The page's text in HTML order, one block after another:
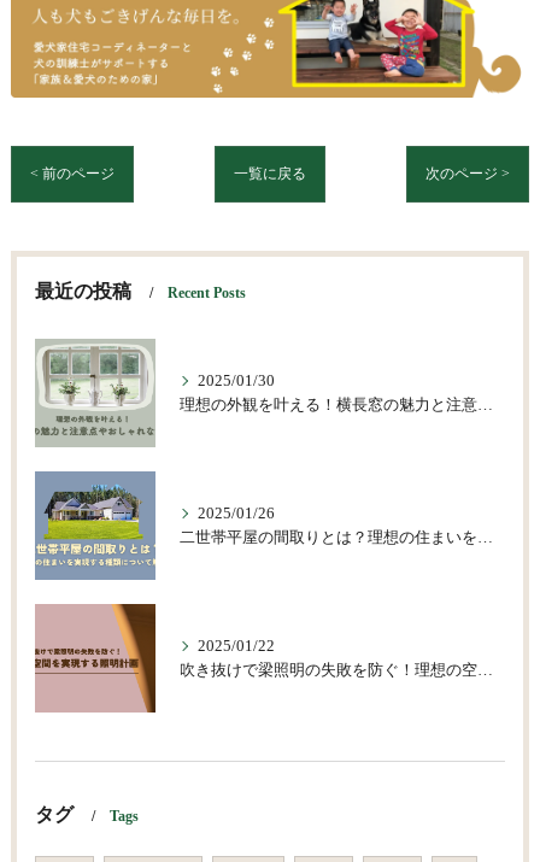
< 前のページ 一覧に戻る 次のページ >
最近の投稿 Recent Posts
2025/01/30
理想の外観を叶える！横長窓の魅力と注意点やおしゃれな活用術
2025/01/26
二世帯平屋の間取りとは？理想の住まいを実現する種類について解説
2025/01/22
吹き抜けで梁照明の失敗を防ぐ！理想の空間を実現する照明計画
タグ Tags